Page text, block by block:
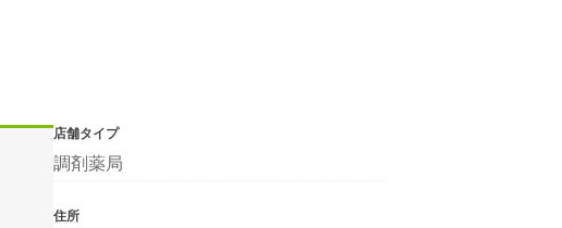
店舗タイプ
調剤薬局
住所